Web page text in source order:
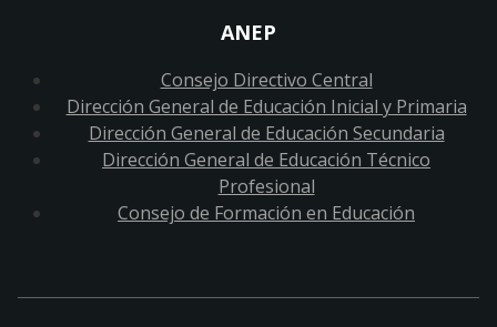
ANEP
Consejo Directivo Central
Dirección General de Educación Inicial y Primaria
Dirección General de Educación Secundaria
Dirección General de Educación Técnico
Profesional
Consejo de Formación en Educación